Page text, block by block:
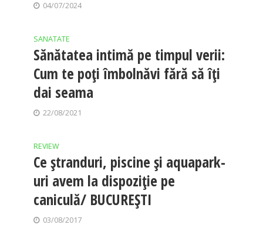
04/07/2024
SANATATE
Sănătatea intimă pe timpul verii:
Cum te poți îmbolnăvi fără să îți
dai seama
22/08/2021
REVIEW
Ce ștranduri, piscine și aquapark-
uri avem la dispoziție pe
caniculă/ BUCUREȘTI
03/08/2017